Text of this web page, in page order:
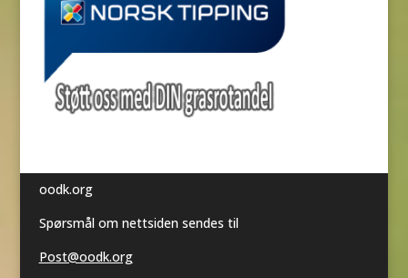
oodk.org
Spørsmål om nettsiden sendes til
Post@oodk.org